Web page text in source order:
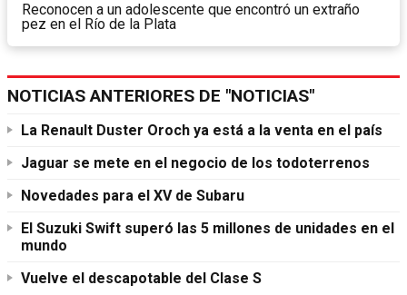
Reconocen a un adolescente que encontró un extraño
pez en el Río de la Plata
NOTICIAS ANTERIORES DE "NOTICIAS"
La Renault Duster Oroch ya está a la venta en el país
Jaguar se mete en el negocio de los todoterrenos
Novedades para el XV de Subaru
El Suzuki Swift superó las 5 millones de unidades en el
mundo
Vuelve el descapotable del Clase S